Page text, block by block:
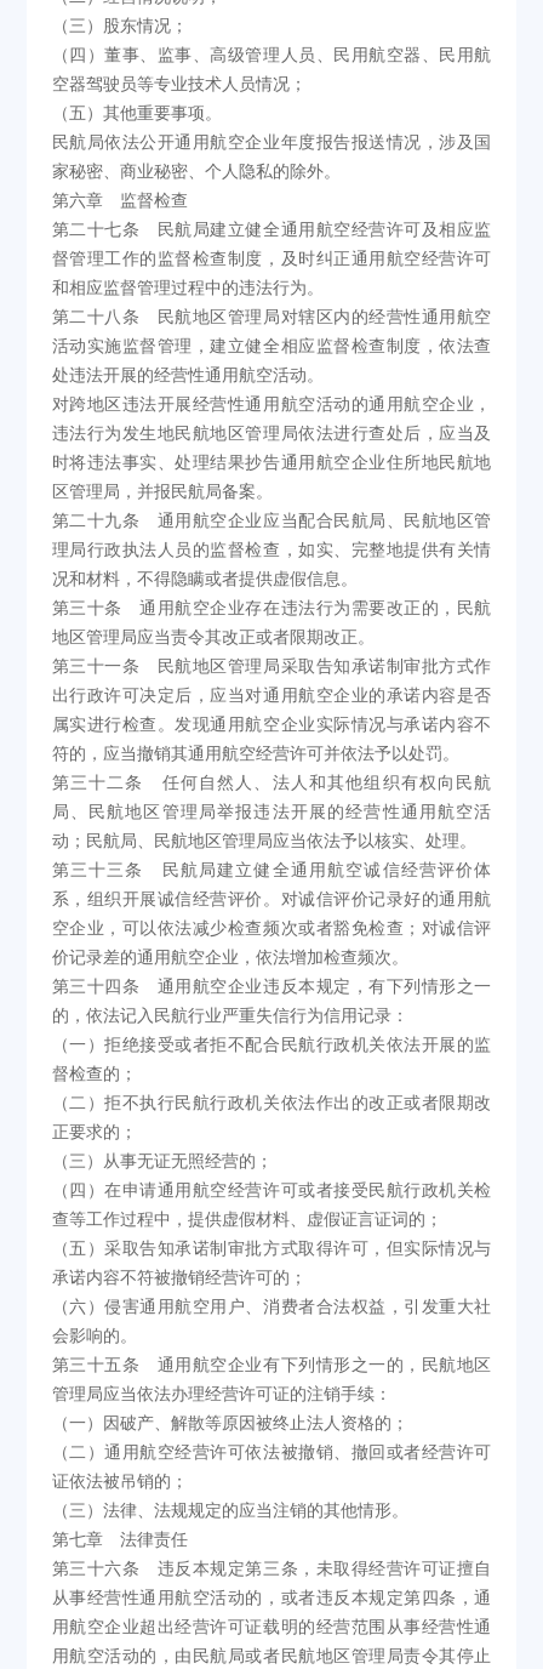
（三）股东情况；
（四）董事、监事、高级管理人员、民用航空器、民用航
空器驾驶员等专业技术人员情况；
（五）其他重要事项。
民航局依法公开通用航空企业年度报告报送情况，涉及国
家秘密、商业秘密、个人隐私的除外。
第六章 监督检查
第二十七条 民航局建立健全通用航空经营许可及相应监
督管理工作的监督检查制度，及时纠正通用航空经营许可
和相应监督管理过程中的违法行为。
第二十八条 民航地区管理局对辖区内的经营性通用航空
活动实施监督管理，建立健全相应监督检查制度，依法查
处违法开展的经营性通用航空活动。
对跨地区违法开展经营性通用航空活动的通用航空企业，
违法行为发生地民航地区管理局依法进行查处后，应当及
时将违法事实、处理结果抄告通用航空企业住所地民航地
区管理局，并报民航局备案。
第二十九条 通用航空企业应当配合民航局、民航地区管
理局行政执法人员的监督检查，如实、完整地提供有关情
况和材料，不得隐瞒或者提供虚假信息。
第三十条 通用航空企业存在违法行为需要改正的，民航
地区管理局应当责令其改正或者限期改正。
第三十一条 民航地区管理局采取告知承诺制审批方式作
出行政许可决定后，应当对通用航空企业的承诺内容是否
属实进行检查。发现通用航空企业实际情况与承诺内容不
符的，应当撤销其通用航空经营许可并依法予以处罚。
第三十二条 任何自然人、法人和其他组织有权向民航
局、民航地区管理局举报违法开展的经营性通用航空活
动；民航局、民航地区管理局应当依法予以核实、处理。
第三十三条 民航局建立健全通用航空诚信经营评价体
系，组织开展诚信经营评价。对诚信评价记录好的通用航
空企业，可以依法减少检查频次或者豁免检查；对诚信评
价记录差的通用航空企业，依法增加检查频次。
第三十四条 通用航空企业违反本规定，有下列情形之一
的，依法记入民航行业严重失信行为信用记录：
（一）拒绝接受或者拒不配合民航行政机关依法开展的监
督检查的；
（二）拒不执行民航行政机关依法作出的改正或者限期改
正要求的；
（三）从事无证无照经营的；
（四）在申请通用航空经营许可或者接受民航行政机关检
查等工作过程中，提供虚假材料、虚假证言证词的；
（五）采取告知承诺制审批方式取得许可，但实际情况与
承诺内容不符被撤销经营许可的；
（六）侵害通用航空用户、消费者合法权益，引发重大社
会影响的。
第三十五条 通用航空企业有下列情形之一的，民航地区
管理局应当依法办理经营许可证的注销手续：
（一）因破产、解散等原因被终止法人资格的；
（二）通用航空经营许可依法被撤销、撤回或者经营许可
证依法被吊销的；
（三）法律、法规规定的应当注销的其他情形。
第七章 法律责任
第三十六条 违反本规定第三条，未取得经营许可证擅自
从事经营性通用航空活动的，或者违反本规定第四条，通
用航空企业超出经营许可证载明的经营范围从事经营性通
用航空活动的，由民航局或者民航地区管理局责令其停止